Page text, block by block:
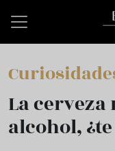
La
alcohol,